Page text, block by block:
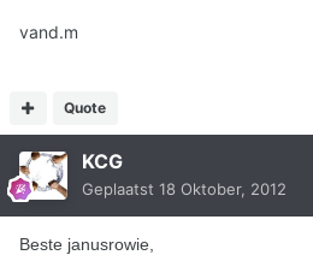
vand.m
Quote
KCG
Geplaatst 18 Oktober, 2012
Beste janusrowie,